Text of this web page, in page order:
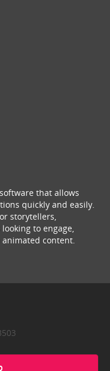
that allows
quickly and easily.
storytellers,
to engage,
content.